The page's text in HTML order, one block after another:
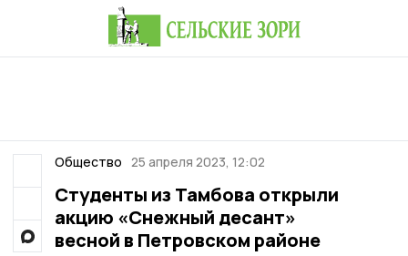
Общество 25 апреля 2023, 12:02
Студенты из Тамбова открыли
акцию «Снежный десант»
весной в Петровском районе